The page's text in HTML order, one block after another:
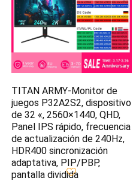
TITAN ARMY-Monitor de
juegos P32A2S2, dispositivo
de 32 «, 2560×1440, QHD,
Panel IPS rápido, frecuencia
de actualización de 240Hz,
HDR400 sincronización
adaptativa, PIP/PBP,
pantalla dividida